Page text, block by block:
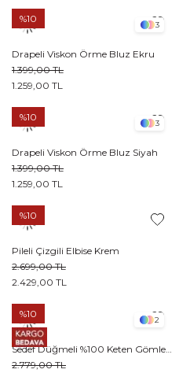
3
Drapeli Viskon Örme Bluz Ekru
1.259,00 TL
1.399,00 TL
%10
3
Drapeli Viskon Örme Bluz Siyah
1.259,00 TL
1.399,00 TL
%10
Pileli Çizgili Elbise Krem
2.429,00 TL
2.699,00 TL
%10
2
2.779,00 TL
%10